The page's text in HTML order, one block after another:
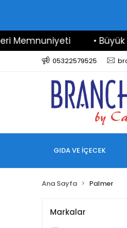
Memnuniyeti • Büyük
05322579525
GIDA VE İÇECEK
Ana Sayfa Palmer
Markalar